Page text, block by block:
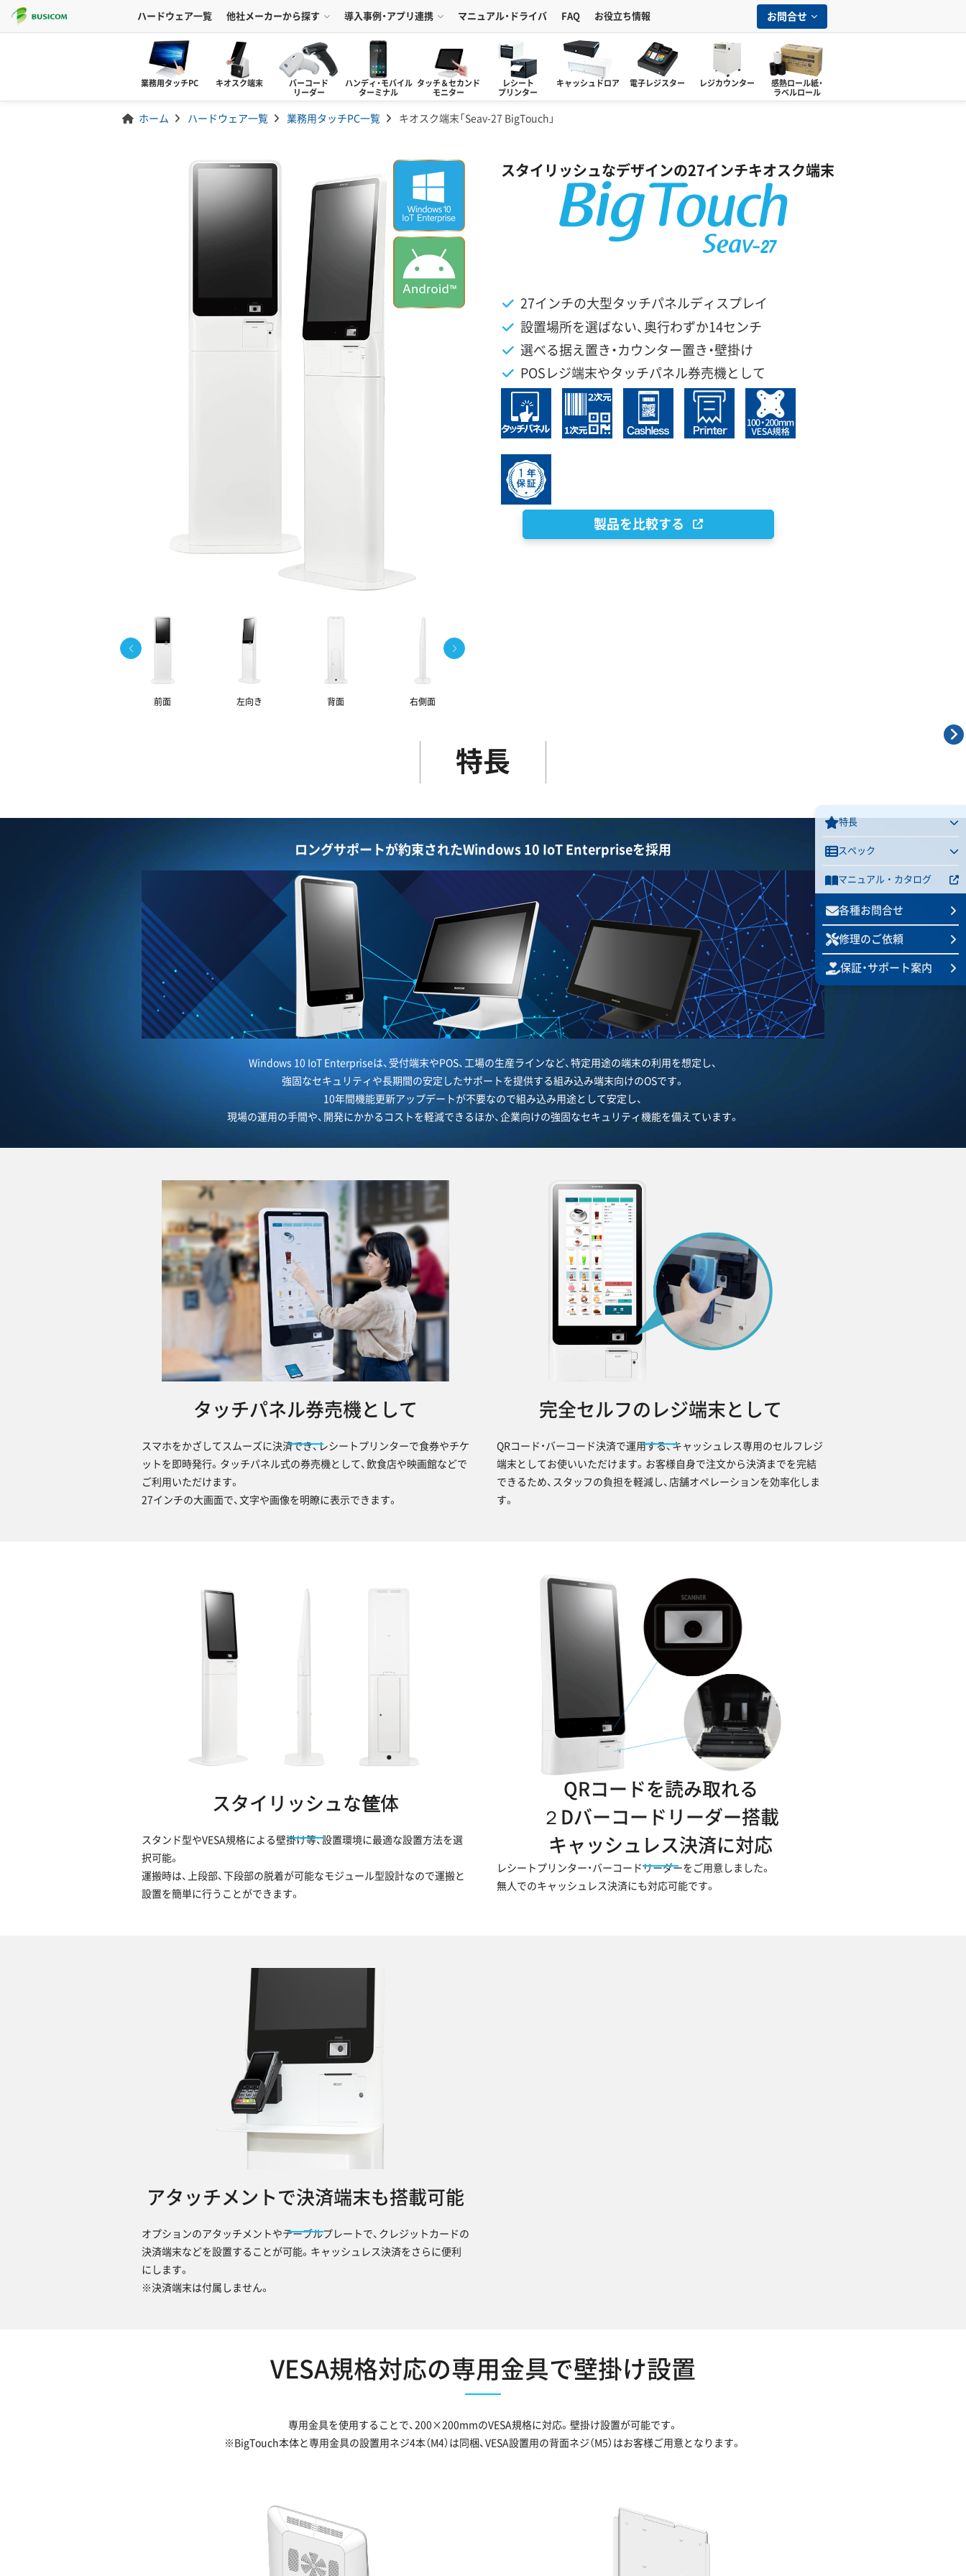
業務用タッチPC キオスク端末
バーコード
リーダー
ハンディ・モバイル
ターミナル
タッチ＆セカンド
モニター
レシート
プリンター
キャッシュドロア 電子レジスター レジカウンター
感熱ロール紙・
ラベルロール
ハードウェア一覧 他社メーカーから探す 導入事例・アプリ連携 マニュアル・ドライバ FAQ お役立ち情報 お問合せ
特長
スペック
マニュアル ・ カタログ
各種お問合せ
修理のご依頼
保証・ サポート案内
ホーム ハードウェア一覧 業務用タッチPC一覧 キオスク端末「Seav-27 BigTouch」
スタイリッシュなデザインの27インチキオスク端末
前面 左向き 背面 右側面
27インチの大型タッチパネルディスプレイ
設置場所を選ばない、奥行わずか14センチ
選べる据え置き・カウンター置き・壁掛け
POSレジ端末やタッチパネル券売機として
製品を比較する
特長
ロングサポートが約束されたWindows 10 IoT Enterpriseを採用
Windows 10 IoT Enterpriseは、受付端末やPOS、工場の生産ラインなど、特定用途の端末の利用を想定し、
強固なセキュリティや長期間の安定したサポートを提供する組み込み端末向けのOSです。
10年間機能更新アップデートが不要なので組み込み用途として安定し、
現場の運用の手間や、開発にかかるコストを軽減できるほか、企業向けの強固なセキュリティ機能を備えています。
タッチパネル券売機として
スマホをかざしてスムーズに決済でき、レシートプリンターで食券やチケ
ットを即時発行。タッチパネル式の券売機として、飲食店や映画館などで
ご利用いただけます。
27インチの大画面で、文字や画像を明瞭に表示できます。
完全セルフのレジ端末として
QRコード・バーコード決済で運用する、キャッシュレス専用のセルフレジ
端末としてお使いいただけます。お客様自身で注文から決済までを完結
できるため、スタッフの負担を軽減し、店舗オペレーションを効率化しま
す。
スタイリッシュな筐体
スタンド型やVESA規格による壁掛け等、設置環境に最適な設置方法を選
択可能。
運搬時は、上段部、下段部の脱着が可能なモジュール型設計なので運搬と
設置を簡単に行うことができます。
QRコードを読み取れる
２Dバーコードリーダー搭載
キャッシュレス決済に対応
レシートプリンター・バーコードリーダーをご用意しました。
無人でのキャッシュレス決済にも対応可能です。
アタッチメントで決済端末も搭載可能
オプションのアタッチメントやテーブルプレートで、クレジットカードの
決済端末などを設置することが可能。キャッシュレス決済をさらに便利
にします。
※決済端末は付属しません。
VESA規格対応の専用金具で壁掛け設置
専用金具を使用することで、200×200mmのVESA規格に対応。壁掛け設置が可能です。
※BigTouch本体と専用金具の設置用ネジ4本（M4）は同梱、VESA設置用の背面ネジ（M5）はお客様ご用意となります。